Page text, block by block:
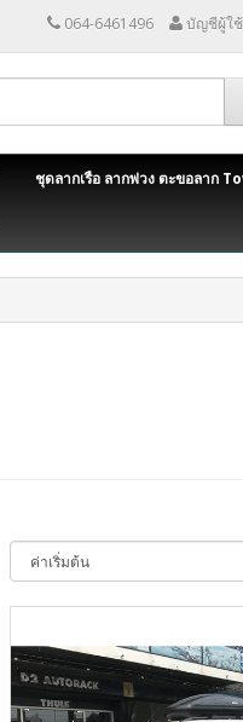
064-6461496 บัญชีผู้ใช้
ชุดลากเรือ ลากพ่วง ตะขอลาก